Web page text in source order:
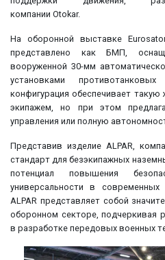
компании Otokar.
На оборонной выставке
представлено как БМП,
вооруженной 30-мм
установками
конфигурация обеспечивает
экипажем, но при этом
управления или полную
Представив изделие ALPAR,
стандарт для безэкипажных
потенциал повышения
универсальности в
ALPAR представляет собой
оборонном секторе, подчеркивая
в разработке передовых военных